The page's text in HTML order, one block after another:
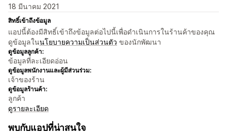
18 มีนาคม 2021
สิทธิ์เข้าถึงข้อมูล
แอปนี้ต้องมีสิทธิ์เข้าถึงข้อมูลต่อไปนี้เพื่อดำเนินการในร้านค้าของคุณ
ดูข้อมูลในนโยบายความเป็นส่วนตัว ของนักพัฒนา
ดูข้อมูลลูกค้า:
ข้อมูลที่ละเอียดอ่อน
ดูข้อมูลพนักงานและผู้มีส่วนร่วม:
เจ้าของร้าน
ดูข้อมูลร้านค้า:
ลูกค้า
ดูรายละเอียด
พบกับแอปที่น่าสนใจ